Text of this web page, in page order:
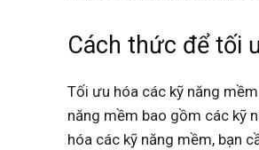
Cách thức để tối
Tối ưu hóa các kỹ năng
năng mềm bao gồm các kỹ
hóa các kỹ năng mềm, bạn